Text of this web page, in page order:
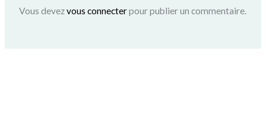
Vous devezvous connecterpour publier un commentaire.